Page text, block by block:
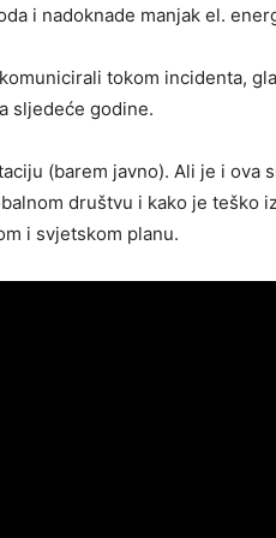
i nadoknade manjak el.
tokom incidenta,
sljedeće godine.
(barem javno). Ali je i ova
društvu i kako je teško
i svjetskom planu.